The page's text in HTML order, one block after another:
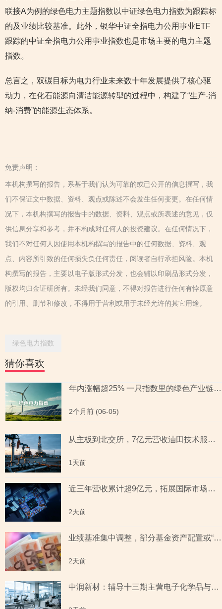
联接A为例的绿色电力主题指数以中证绿色电力指数为跟踪标
的及业绩比较基准。此外，银华中证全指电力公用事业ETF
跟踪的中证全指电力公用事业指数也是市场主要的电力主题
指数。
总言之，双碳目标为电力行业未来数十年发展提供了核心驱
动力，在化石能源向清洁能源转型的过程中，构建了“生产-消
纳-消费”的能源生态体系。
免责声明：
本机构撰写的报告，系基于我们认为可靠的或已公开的信息撰写，我
们不保证文中数据、资料、观点或陈述不会发生任何变更。在任何情
况下，本机构撰写的报告中的数据、资料、观点或所表述的意见，仅
供信息分享和参考，并不构成对任何人的投资建议。在任何情况下，
我们不对任何人因使用本机构撰写的报告中的任何数据、资料、观
点、内容所引致的任何损失负任何责任，阅读者自行承担风险。本机
构撰写的报告，主要以电子版形式分发，也会辅以印刷品形式分发，
版权均归金证研所有。未经我们同意，不得对报告进行任何有悖原意
的引用、删节和修改，不得用于营利或用于未经允许的其它用途。
绿色电力指数
猜你喜欢
年内涨幅超25% 一只指数里的绿色产业链“拼图”
2个月前 (06-05)
从主板到北交所，7亿元营收油田技术服务商两次撤单，募投项目必要性与核心技术竞争力遭“拷问”
1天前
近三年营收累计超9亿元，拓展国际市场背后外销收入合计六百余万元，辅导期间参与高校牵头的重点研发项目，大客户股东或与该高校人员“同名”
2天前
业绩基准集中调整，部分基金资产配置或“偏离”基准，最近一年末基金经理自持份额回落
2天前
中润新材：辅导十三期主营电子化学品与纳米材料 下游覆盖半导体与新能源电池赛道